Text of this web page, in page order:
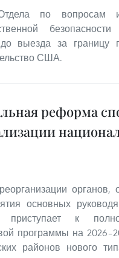
по вопросам
выезда за
США.
реформа
органов,
основных
к
программы на
районов нового